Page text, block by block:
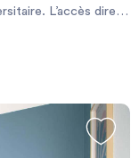
L’accès direct
des grenoblois,
Le confort est
meublés et
à la résidence est